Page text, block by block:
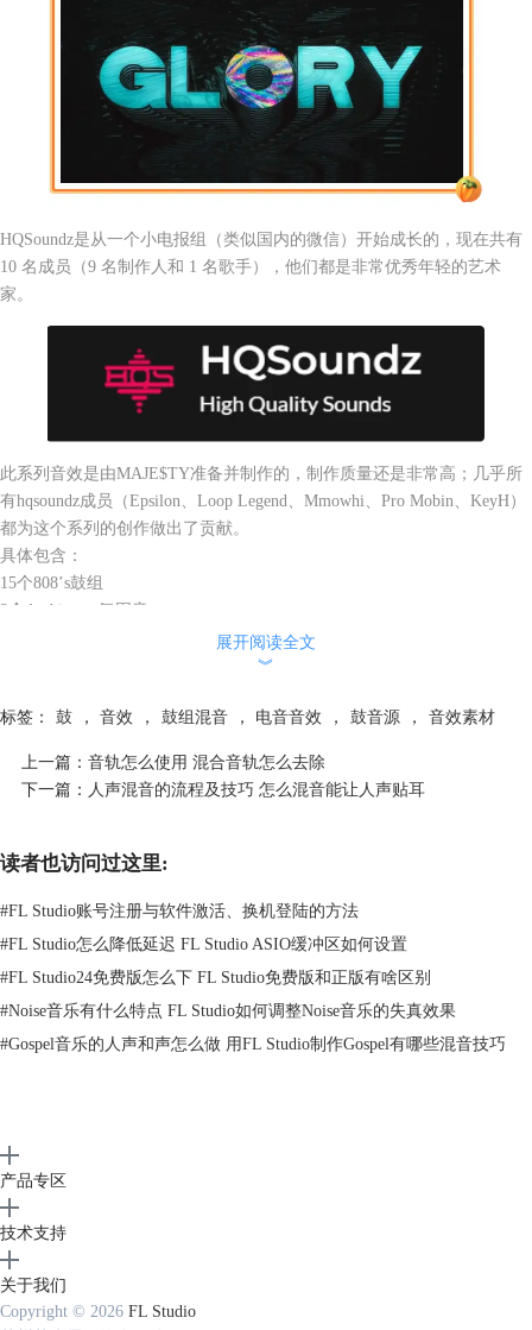
HQSoundz是从一个小电报组（类似国内的微信）开始成长的，现在共有
10 名成员（9 名制作人和 1 名歌手），他们都是非常优秀年轻的艺术
家。
此系列音效是由MAJE$TY准备并制作的，制作质量还是非常高；几乎所
有hqsoundz成员（Epsilon、Loop Legend、Mmowhi、Pro Mobin、KeyH）
都为这个系列的创作做出了贡献。
具体包含：
15个808’s鼓组
3个Ambiences氛围音
9个FX效果音
9个Kicks底鼓
6个OpenHats开镲
5个Rimshots启动音
7个Snare军鼓
6个Transitions变换
试听后是不是觉得非常酷！另外这款音效包完全免费使用，你不用担心版
权问题，但是不可以商用，仅供个人欣赏创作。
「潮软速递」每日福利就为大家分享到这里，需要的请关注公众号“FL
Studio中文官网”后回复【
记得关注支持我们~
展开阅读全文
︾
标签： 鼓 ， 音效 ， 鼓组混音 ， 电音音效 ， 鼓音源 ， 音效素材
上一篇： 音轨怎么使用 混合音轨怎么去除
下一篇： 人声混音的流程及技巧 怎么混音能让人声贴耳
读者也访问过这里:
#FL Studio账号注册与软件激活、换机登陆的方法
#FL Studio怎么降低延迟 FL Studio ASIO缓冲区如何设置
#FL Studio24免费版怎么下 FL Studio免费版和正版有啥区别
#Noise音乐有什么特点 FL Studio如何调整Noise音乐的失真效果
#Gospel音乐的人声和声怎么做 用FL Studio制作Gospel有哪些混音技巧
产品专区
技术支持
关于我们
Copyright © 2026 FL Studio